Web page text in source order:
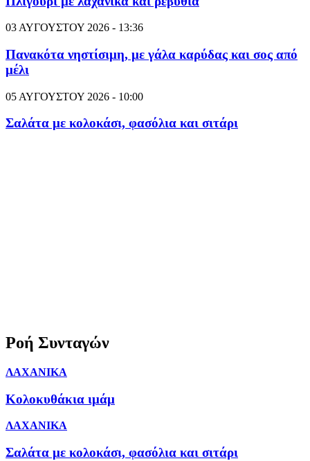
03 ΑΥΓΟΥΣΤΟΥ 2026 - 13:36
Πανακότα νηστίσιμη, με γάλα καρύδας και σος από
μέλι
05 ΑΥΓΟΥΣΤΟΥ 2026 - 10:00
Σαλάτα με κολοκάσι, φασόλια και σιτάρι
Ροή Συνταγών
ΛΑΧΑΝΙΚΑ
Κολοκυθάκια ιμάμ
ΛΑΧΑΝΙΚΑ
Σαλάτα με κολοκάσι, φασόλια και σιτάρι